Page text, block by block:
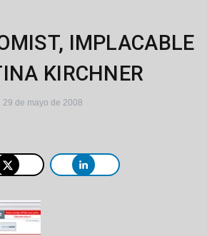
IMPLACABLE
KIRCHNER
29 de mayo de 2008